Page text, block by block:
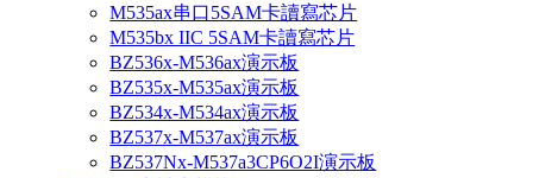
M535ax串口5SAM卡讀寫芯片
M535bx IIC 5SAM卡讀寫芯片
BZ536x-M536ax演示板
BZ535x-M535ax演示板
BZ534x-M534ax演示板
BZ537x-M537ax演示板
BZ537Nx-M537a3CP6O2I演示板